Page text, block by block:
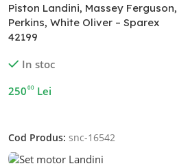
Piston Landini, Massey Ferguson,
Perkins, White Oliver – Sparex
42199
In stoc
250 00 Lei
Cod Produs:snc-16542